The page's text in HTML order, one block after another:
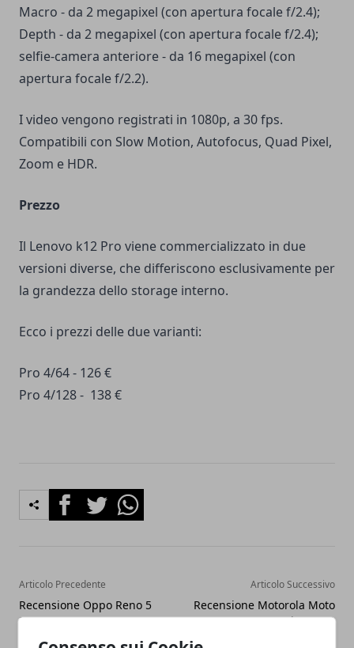
Macro - da 2 megapixel (con apertura focale f/2.4);
Depth - da 2 megapixel (con apertura focale f/2.4);
selfie-camera anteriore - da 16 megapixel (con
apertura focale f/2.2).
I video vengono registrati in 1080p, a 30 fps.
Compatibili con Slow Motion, Autofocus, Quad Pixel,
Zoom e HDR.
Prezzo
Il Lenovo k12 Pro viene commercializzato in due
versioni diverse, che differiscono esclusivamente per
la grandezza dello storage interno.
Ecco i prezzi delle due varianti:
Pro 4/64 - 126 €
Pro 4/128 - 138 €
FacebookTwitterWhatsapp
Articolo Precedente
Recensione Oppo Reno 5
Pro 5G
Articolo Successivo
Recensione Motorola Moto
G Stylus 2021